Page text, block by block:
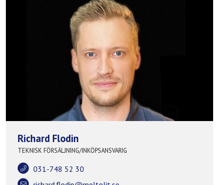
Richard Flodin
TEKNISK FÖRSÄLJNING/INKÖPSANSVARIG
031-748 52 30